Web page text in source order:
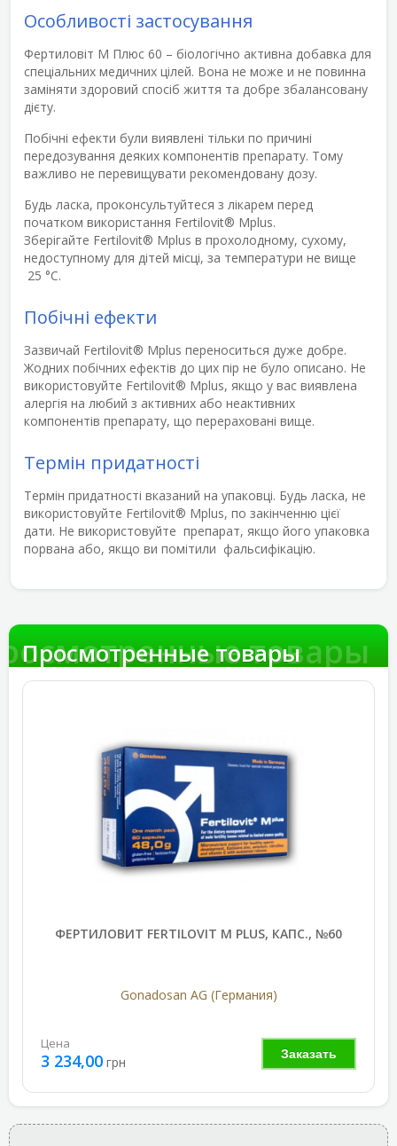
Особливості застосування
Фертиловіт М Плюс 60 – біологічно активна добавка для
спеціальних медичних цілей. Вона не може и не повинна
заміняти здоровий спосіб життя та добре збалансовану
дієту.
Побічні ефекти були виявлені тільки по причині
передозування деяких компонентів препарату. Тому
важливо не перевищувати рекомендовану дозу.
Будь ласка, проконсультуйтеся з лікарем перед
початком використання Fertilovit® Mplus.
Зберігайте Fertilovit® Mplus в прохолодному, сухому,
недоступному для дітей місці, за температури не вище
25 °С.
Побічні ефекти
Зазвичай Fertilovit® Mplus переноситься дуже добре.
Жодних побічних ефектів до цих пір не було описано. Не
використовуйте Fertilovit® Mplus, якщо у вас виявлена
алергія на любий з активних або неактивних
компонентів препарату, що перераховані вище.
Термін придатності
Термін придатності вказаний на упаковці. Будь ласка, не
використовуйте Fertilovit® Mplus, по закінченню цієї
дати. Не використовуйте препарат, якщо його упаковка
порвана або, якщо ви помітили фальсифікацію.
товары
Просмотренные товары
ФЕРТИЛОВИТ FERTILOVIT M PLUS, КАПС., №60
Gonadosan AG (Германия)
Заказать
Цена
3 234,00 грн